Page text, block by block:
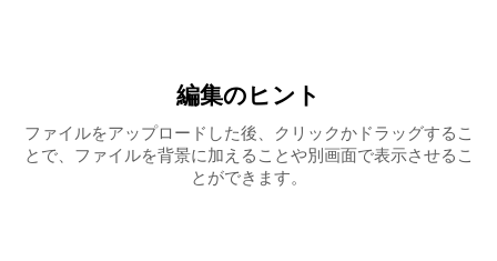
編集のヒント
ファイルをアップロードした後、クリックかドラッグするこ
とで、ファイルを背景に加えることや別画面で表示させるこ
とができます。